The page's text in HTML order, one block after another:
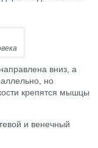
вниз, а
но
крепятся мышцы
и венечный